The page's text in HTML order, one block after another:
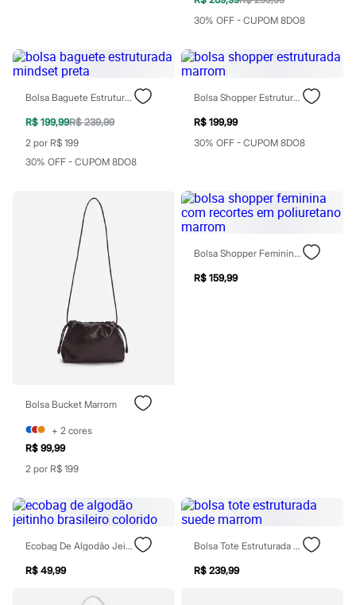
Beleza
Kits
Perfumes árabes
Novidades
Cabelos
Condicionador
Escovas e Pentes
Finalizadores
Shampoo
Cuidados com o corpo
Protetor solar
Cuidados com o rosto
Hidratante
Protetor solar
Maquiagens
Gloss
Pó facial
Sombras
Al Wataniah
Banderas
Beleza C&A
Bruna Tavares
Carolina Herrera
Ciclo
Fran by Franciny Ehlke
Jean Paul Gaultier
Lancôme
30% OFF - CUPOM 8DO8
Bolsa Baguete Estruturada Mindset Preta
R$ 199,99R$ 239,99
2 por R$ 199
30% OFF - CUPOM 8DO8
Bolsa Shopper Estruturada Marrom
R$ 199,99
30% OFF - CUPOM 8DO8
Bolsa Bucket Marrom
+ 2 cores
R$ 99,99
2 por R$ 199
Bolsa Shopper Feminina Com Recortes Em Poliuretano Marrom
R$ 159,99
Ecobag De Algodão Jeitinho Brasileiro Colorido
R$ 49,99
Bolsa Tote Estruturada Suede Marrom
R$ 239,99